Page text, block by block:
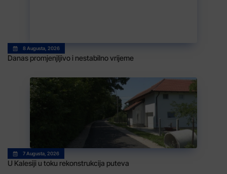
8 Augusta, 2026
Danas promjenjljivo i nestabilno vrijeme
7 Augusta, 2026
U Kalesiji u toku rekonstrukcija puteva